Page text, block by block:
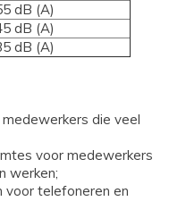
dB (A)
dB (A)
dB (A)
die veel
voor medewerkers
werken;
voor telefoneren en